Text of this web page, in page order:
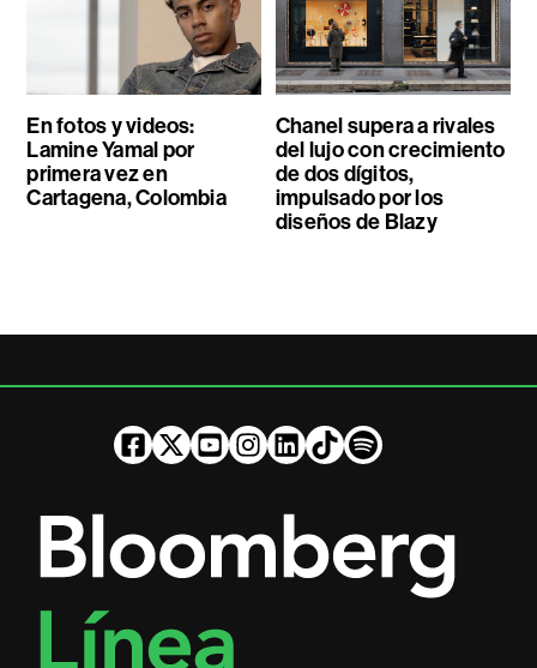
En fotos y videos:
Lamine Yamal por
primera vez en
Cartagena, Colombia
Chanel supera a rivales
del lujo con crecimiento
de dos dígitos,
impulsado por los
diseños de Blazy